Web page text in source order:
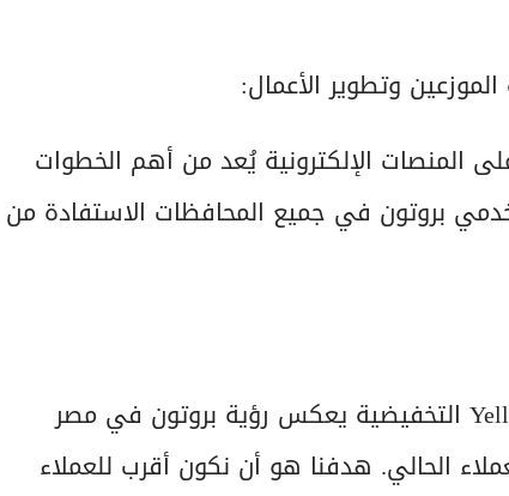
وتطوير الأعمال:
المنصات الإلكترونية يُعد من أهم الخطوات
بروتون في جميع المحافظات الاستفادة من
“وجود قطع الغيار على نون بجانب حملة Yellow Friday التخفيضية يعكس رؤية بروتون في مصر
الحالي. هدفنا هو أن نكون أقرب للعملاء